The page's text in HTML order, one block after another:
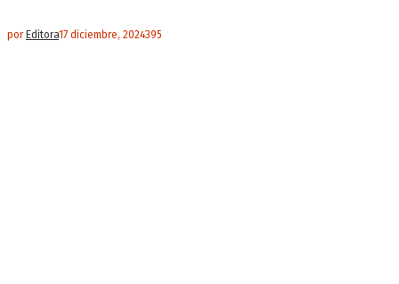
por Editora17 diciembre, 2024395